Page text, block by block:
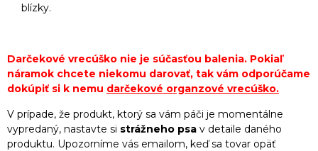
blízky.
Darčekové vrecúško nie je súčasťou balenia. Pokiaľ
náramok chcete niekomu darovať, tak vám odporúčame
dokúpiť si k nemu darčekové organzové vrecúško.
V prípade, že produkt, ktorý sa vám páči je momentálne
vypredaný, nastavte si strážneho psa v detaile daného
produktu. Upozorníme vás emailom, keď sa tovar opäť